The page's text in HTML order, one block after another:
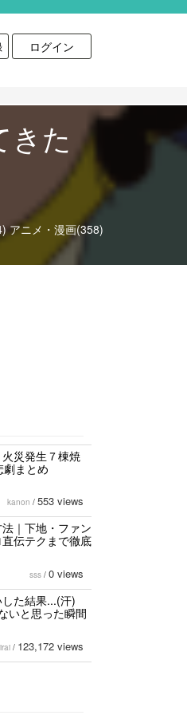
ログイン
きた
アニメ・漫画(358)
災発生７棟焼
まとめ
kanon / 553 views
｜下地・ファン
伝テクまで徹底
sss / 0 views
した結果...(汗)
いと思った瞬間
/ 123,172 views